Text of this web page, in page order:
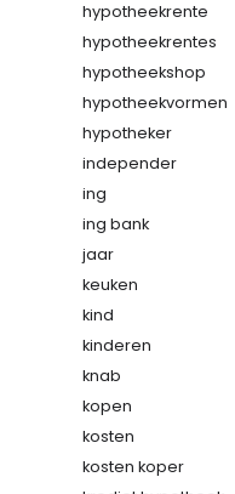
hypotheekrente
hypotheekrentes
hypotheekshop
hypotheekvormen
hypotheker
independer
ing
ing bank
jaar
keuken
kind
kinderen
knab
kopen
kosten
kosten koper